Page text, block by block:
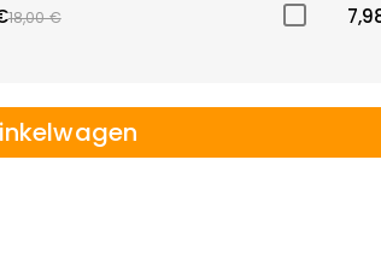
18,00 €